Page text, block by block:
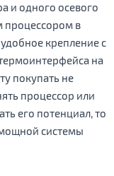
и одного осевого
процессором в
крепление с
на
покупать не
процессор или
его потенциал, то
системы